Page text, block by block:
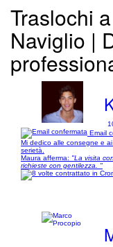
Traslochi
Naviglio |
Email
Mi dedico alle consegne e
serietà.
Maura afferma: "La visita
richieste con gentilezza. "